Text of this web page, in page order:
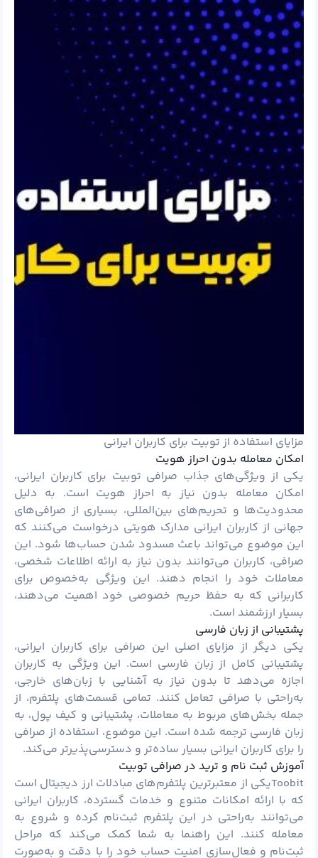
مزایای استفاده از توبیت برای کاربران ایرانی
امکان معامله بدون احراز هویت
یکی از ویژگی‌های جذاب صرافی توبیت برای کاربران ایرانی،
امکان معامله بدون نیاز به احراز هویت است. به دلیل
محدودیت‌ها و تحریم‌های بین‌المللی، بسیاری از صرافی‌های
جهانی از کاربران ایرانی مدارک هویتی درخواست می‌کنند که
این موضوع می‌تواند باعث مسدود شدن حساب‌ها شود. این
صرافی، کاربران می‌توانند بدون نیاز به ارائه اطلاعات شخصی،
معاملات خود را انجام دهند. این ویژگی به‌خصوص برای
کاربرانی که به حفظ حریم خصوصی خود اهمیت می‌دهند،
بسیار ارزشمند است.
پشتیبانی از زبان فارسی
یکی دیگر از مزایای اصلی این صرافی برای کاربران ایرانی،
پشتیبانی کامل از زبان فارسی است. این ویژگی به کاربران
اجازه می‌دهد تا بدون نیاز به آشنایی با زبان‌های خارجی،
به‌راحتی با صرافی تعامل کنند. تمامی قسمت‌های پلتفرم، از
جمله بخش‌های مربوط به معاملات، پشتیبانی و کیف پول، به
زبان فارسی ترجمه شده است. این موضوع، استفاده از صرافی
را برای کاربران ایرانی بسیار ساده‌تر و دسترسی‌پذیرتر می‌کند.
آموزش ثبت نام و ترید در صرافی توبیت
Toobitیکی از معتبرترین پلتفرم‌های مبادلات ارز دیجیتال است
که با ارائه امکانات متنوع و خدمات گسترده، کاربران ایرانی
می‌توانند به‌راحتی در این پلتفرم ثبت‌نام کرده و شروع به
معامله کنند. این راهنما به شما کمک می‌کند که مراحل
ثبت‌نام و فعال‌سازی امنیت حساب خود را با دقت و به‌صورت